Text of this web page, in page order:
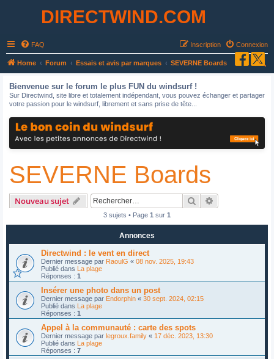
DIRECTWIND.COM
FAQ Connexion
Inscription
Home Forum Essais et avis par marques SEVERNE Boards
Bienvenue sur le forum le plus FUN du windsurf !
Sur Directwind, site libre et totalement indépendant, vous pouvez échanger et partager
votre passion pour le windsurf, librement et sans prise de tête...
SEVERNE Boards
Nouveau sujet Rechercher
3 sujets • Page 1 sur 1
Annonces
Directwind : le vent en direct
Dernier message par RaoulG « 08 nov. 2025, 19:43
Publié dans La plage
Réponses : 1
Insérer une photo dans un post
Dernier message par Endorphin « 30 sept. 2024, 02:15
Publié dans La plage
Réponses : 1
Appel à la communauté : carte des spots
Dernier message par legroux.family « 17 déc. 2023, 13:30
Publié dans La plage
Réponses : 7